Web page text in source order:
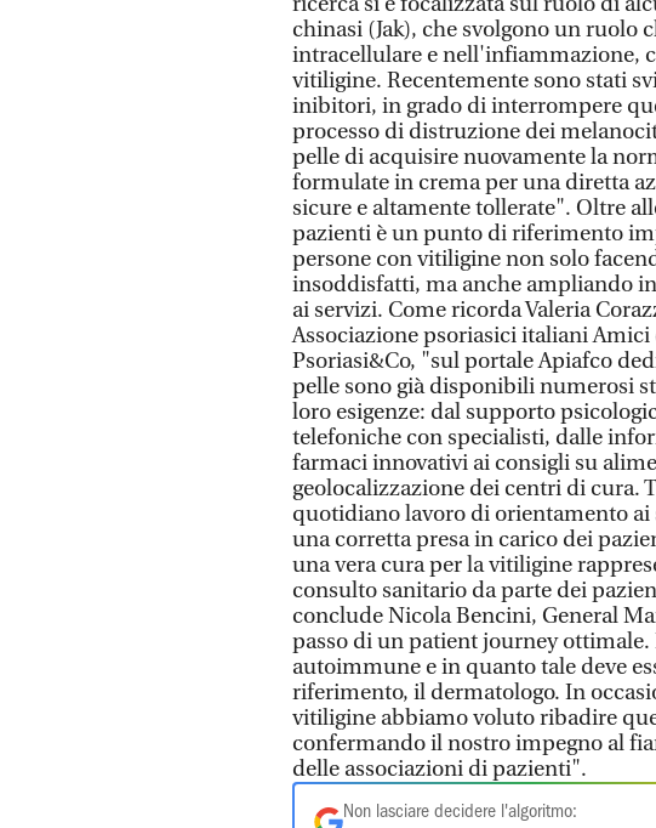
chinasi (Jak), che svolgono un ruolo
intracellulare e nell'infiammazione,
vitiligine. Recentemente sono stati
inibitori, in grado di interrompere
processo di distruzione dei
pelle di acquisire nuovamente la
formulate in crema per una diretta
sicure e altamente tollerate". Oltre
pazienti è un punto di riferimento
persone con vitiligine non solo
insoddisfatti, ma anche ampliando
ai servizi. Come ricorda Valeria
Associazione psoriasici italiani Amici
Psoriasi&Co, "sul portale Apiafco
pelle sono già disponibili numerosi
loro esigenze: dal supporto
telefoniche con specialisti, dalle
farmaci innovativi ai consigli su
geolocalizzazione dei centri di cura.
quotidiano lavoro di orientamento
una corretta presa in carico dei
una vera cura per la vitiligine
consulto sanitario da parte dei
conclude Nicola Bencini, General
passo di un patient journey
autoimmune e in quanto tale deve
riferimento, il dermatologo. In
vitiligine abbiamo voluto ribadire
confermando il nostro impegno al
delle associazioni di pazienti".
Non lasciare decidere l'algoritmo: